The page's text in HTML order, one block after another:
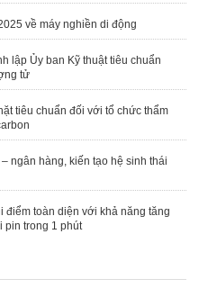
về máy nghiền di động
lập Ủy ban Kỹ thuật tiêu chuẩn
tử
tiêu chuẩn đối với tổ chức thẩm
ngân hàng, kiến tạo hệ sinh thái
điểm toàn diện với khả năng tăng
pin trong 1 phút